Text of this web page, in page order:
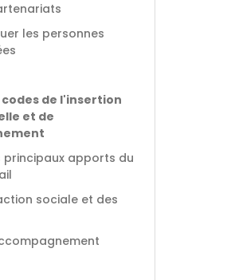
les personnes
de l'insertion
et de
principaux apports du
sociale et des